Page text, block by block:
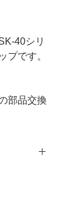
40シリ
プです。
部品交換